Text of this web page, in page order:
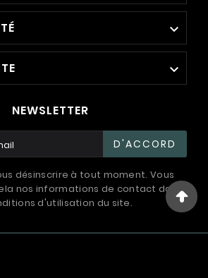


NEWSLETTER
D'ACCORD
désinscrire à tout moment. Vous
nos informations de contact dans
d'utilisation du site.